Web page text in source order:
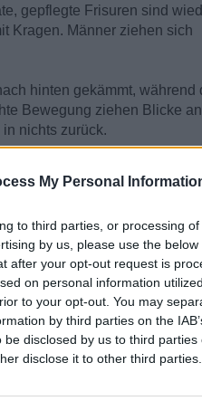
My Personal
to third parties, or processing
by us, please use the
after your opt-out request is
on personal information
to your opt-out. You may
by third parties on the
disclosed by us to third parties
disclose it to other third parties.
gepflegte Frisuren sind
Kragen. Männer ziehen sich
hinten gekämmt, während
Bewegung ziehen Blicke
nichts zurück.